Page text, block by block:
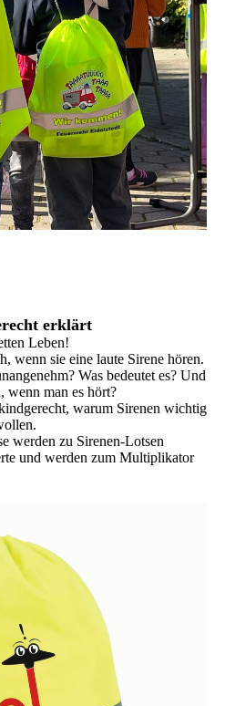
erklärt
Leben!
wenn sie eine laute Sirene hören.
Was bedeutet es? Und
wenn man es hört?
warum Sirenen wichtig
werden zu Sirenen-Lotsen
und werden zum Multiplikator